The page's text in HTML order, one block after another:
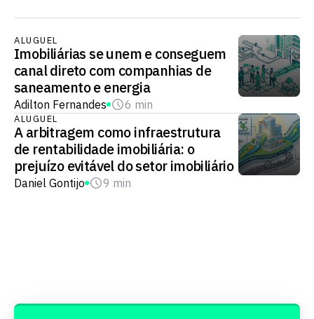
ALUGUEL
Imobiliárias se unem e conseguem
canal direto com companhias de
saneamento e energia
Adilton Fernandes 6 min
ALUGUEL
A arbitragem como infraestrutura
de rentabilidade imobiliária: o
prejuízo evitável do setor imobiliário
Daniel Gontijo 9 min